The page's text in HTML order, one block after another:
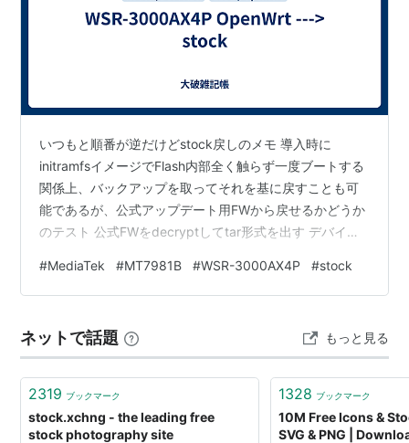
いつもと順番が逆だけどstock戻しのメモ 導入時に
initramfsイメージでFlash内部全く触らず一度ブートする
関係上、バックアップを取ってそれを基に戻すことも可
能であるが、公式アップデート用FWから戻せるかどうか
のテスト 公式FWをdecryptしてtar形式を出す デバイス
stockの書き込みに使用するUBIパーティションを明示し
て（OpenWrtではrootfsを本来とは別のパーティション
書き込まれてしまう）nand_do_flash_file を実行 書き込
み完了後…
#MediaTek #MT7981B #WSR-3000AX4P #stock
ネットで話題 もっと見る
2319 ブックマーク
stock.xchng - the leading free
stock photography site
1328 ブックマーク
10M Free Icons &
SVG & PNG |